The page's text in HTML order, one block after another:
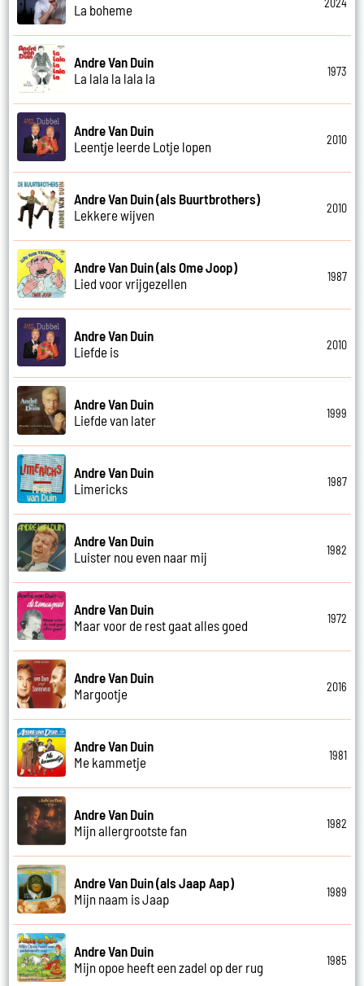
La boheme
Andre Van Duin
La lala la lala la
1973
Andre Van Duin
Leentje leerde Lotje lopen
2010
Andre Van Duin (als Buurtbrothers)
Lekkere wijven
2010
Andre Van Duin (als Ome Joop)
Lied voor vrijgezellen
1987
Andre Van Duin
Liefde is
2010
Andre Van Duin
Liefde van later
1999
Andre Van Duin
Limericks
1987
Andre Van Duin
Luister nou even naar mij
1982
Andre Van Duin
Maar voor de rest gaat alles goed
1972
Andre Van Duin
Margootje
2016
Andre Van Duin
Me kammetje
1981
Andre Van Duin
Mijn allergrootste fan
1982
Andre Van Duin (als Jaap Aap)
Mijn naam is Jaap
1989
Andre Van Duin
Mijn opoe heeft een zadel op der rug
1985